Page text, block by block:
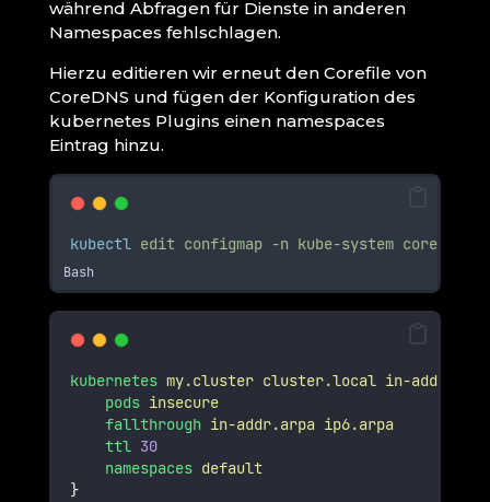
während Abfragen für Dienste in anderen
Namespaces fehlschlagen.
Hierzu editieren wir erneut den Corefile von
CoreDNS und fügen der Konfiguration des
kubernetes Plugins einen namespaces
Eintrag hinzu.
kubectl edit configmap -n kube-system coredns
Bash
kubernetes my.cluster cluster.local in-addr.arpa
pods insecure
fallthrough in-addr.arpa ip6.arpa
ttl 30
namespaces default
}